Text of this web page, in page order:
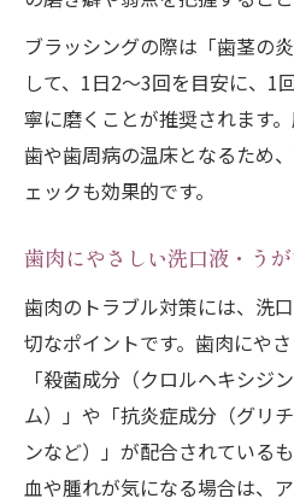
ブラッシングの際は「歯茎の
して、1日2～3回を目安に、1
寧に磨くことが推奨されます
歯や歯周病の温床となるため
ェックも効果的です。
歯肉にやさしい洗口液・う
歯肉のトラブル対策には、洗
切なポイントです。歯肉にや
「殺菌成分（クロルヘキシジ
ム）」や「抗炎症成分（グリ
ンなど）」が配合されている
血や腫れが気になる場合は、